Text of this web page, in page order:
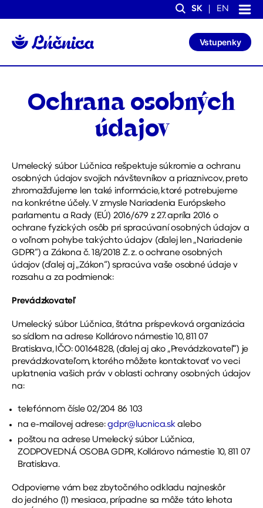
C
n
SK EN
Vstupenky
Ochrana osobných
údajov
Umelecký súbor Lúčnica rešpektuje súkromie a ochranu
osobných údajov svojich návštevníkov a priaznivcov, preto
zhromažďujeme len také informácie, ktoré potrebujeme
na konkrétne účely. V zmysle Nariadenia Európskeho
parlamentu a Rady (EÚ) 2016/679 z 27. apríla 2016 o
ochrane fyzických osôb pri spracúvaní osobných údajov a
o voľnom pohybe takýchto údajov (ďalej len „Nariadenie
GDPR“) a Zákona č. 18/2018 Z. z. o ochrane osobných
údajov (ďalej aj „Zákon“) spracúva vaše osobné údaje v
rozsahu a za podmienok:
Prevádzkovateľ
Umelecký súbor Lúčnica, štátna príspevková organizácia
so sídlom na adrese Kollárovo námestie 10, 811 07
Bratislava, IČO: 00164828, (ďalej aj ako „Prevádzkovateľ“) je
prevádzkovateľom, ktorého môžete kontaktovať vo veci
uplatnenia vašich práv v oblasti ochrany osobných údajov
na:
telefónnom čísle 02/204 86 103
na e-mailovej adrese:gdpr@lucnica.skalebo
poštou na adrese Umelecký súbor Lúčnica,
ZODPOVEDNÁ OSOBA GDPR, Kollárovo námestie 10, 811 07
Bratislava.
Odpovieme vám bez zbytočného odkladu najneskôr
do jedného (1) mesiaca, prípadne sa môže táto lehota